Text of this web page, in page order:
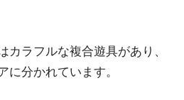
カラフルな複合遊具があり、
に分かれています。